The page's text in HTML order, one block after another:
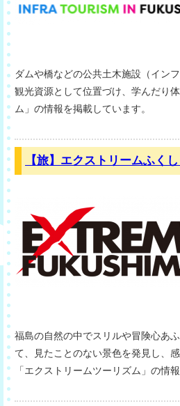
ダムや橋などの公共土木施設（イン
観光資源として位置づけ、学んだり
ム」の情報を掲載しています。
【旅】エクストリームふくし
福島の自然の中でスリルや冒険心あ
て、見たことのない景色を発見し、
「エクストリームツーリズム」の情